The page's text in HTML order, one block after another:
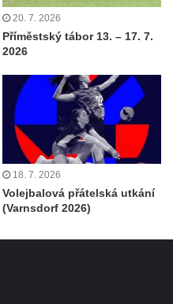
20. 7. 2026
Příměstský tábor 13. – 17. 7.
2026
18. 7. 2026
Volejbalová přátelská utkání
(Varnsdorf 2026)